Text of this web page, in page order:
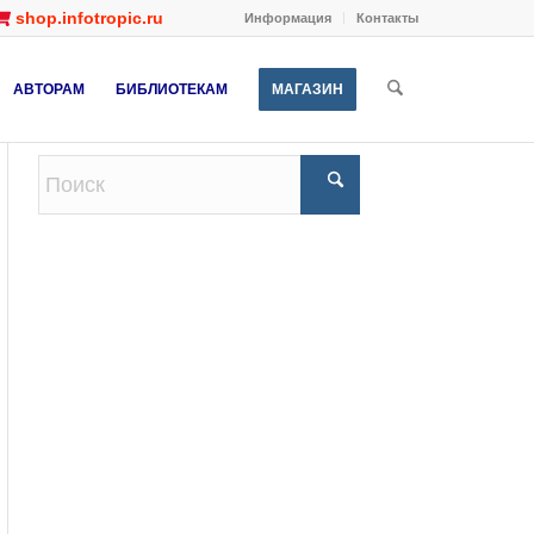
Информация Контакты
shop.infotropic.ru
АВТОРАМ БИБЛИОТЕКАМ МАГАЗИН